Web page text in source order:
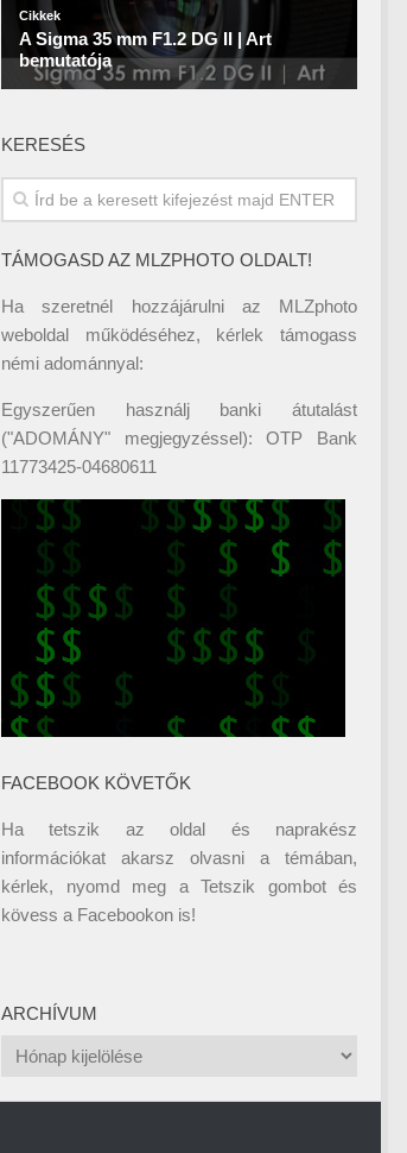
KERESÉS
TÁMOGASD AZ MLZPHOTO OLDALT!
Ha szeretnél hozzájárulni az MLZphoto
weboldal működéséhez, kérlek támogass
némi adománnyal:
Egyszerűen használj banki átutalást
("ADOMÁNY" megjegyzéssel): OTP Bank
11773425-04680611
FACEBOOK KÖVETŐK
Ha tetszik az oldal és naprakész
információkat akarsz olvasni a témában,
kérlek, nyomd meg a Tetszik gombot és
kövess a Facebookon is!
ARCHÍVUM
Archívum